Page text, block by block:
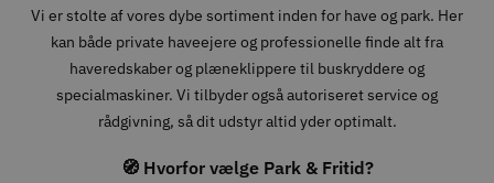
Vi er stolte af vores dybe sortiment inden for have og park. Her
kan både private haveejere og professionelle finde alt fra
haveredskaber og plæneklippere til buskryddere og
specialmaskiner. Vi tilbyder også autoriseret service og
rådgivning, så dit udstyr altid yder optimalt.
🧭 Hvorfor vælge Park & Fritid?